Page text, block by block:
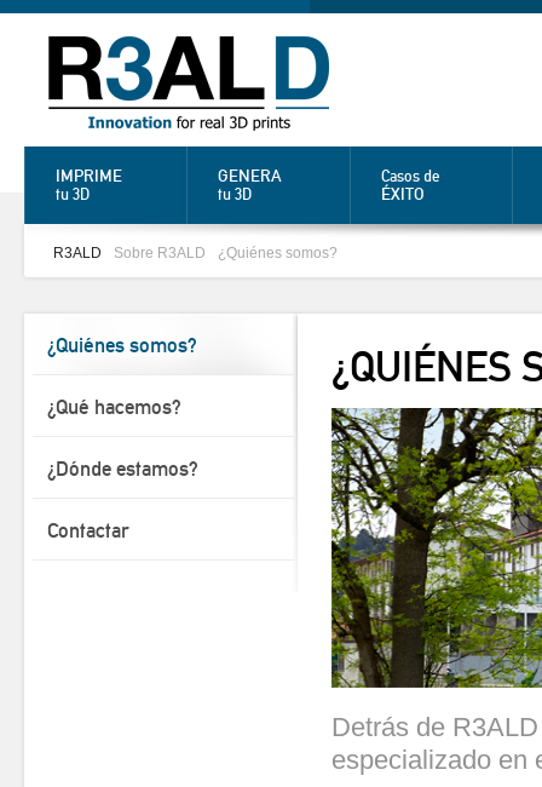
IMPRIME
tu 3D
GENERA
tu 3D
Casos de
ÉXITO
R3ALD Sobre R3ALD ¿Quiénes somos?
¿Quiénes somos?
¿Qué hacemos?
¿Dónde estamos?
Contactar
¿QUIÉNES
Detrás de
especializado en